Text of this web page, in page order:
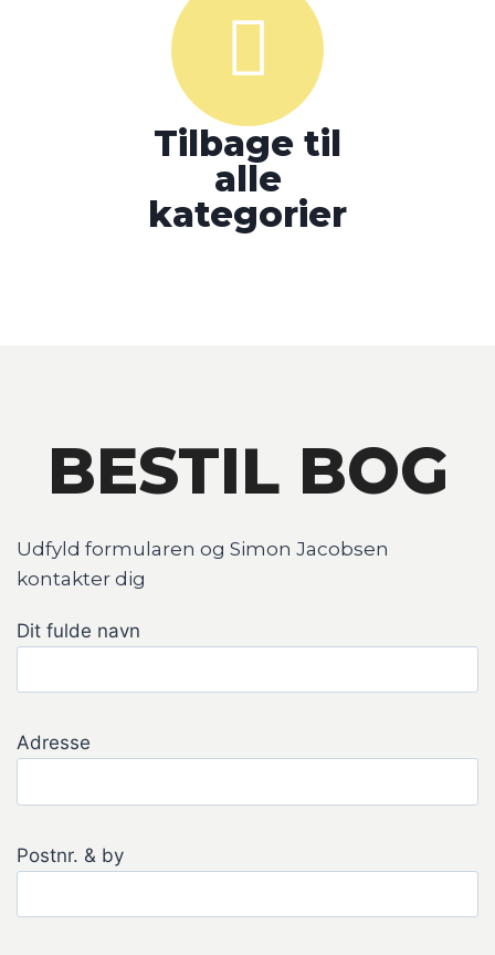
Tilbage til
alle
kategorier
BESTIL BOG
Udfyld formularen og Simon Jacobsen
kontakter dig
Dit fulde navn
Adresse
Postnr. & by